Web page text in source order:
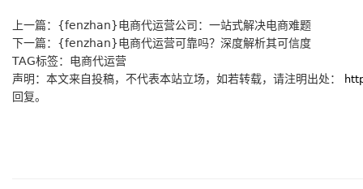
上一篇： {fenzhan}电商代运营公司：一站式解决电商难题
下一篇： {fenzhan}电商代运营可靠吗？深度解析其可信度
TAG标签： 电商代运营
声明：本文来自投稿，不代表本站立场，如若转载，请注明出处：
回复。